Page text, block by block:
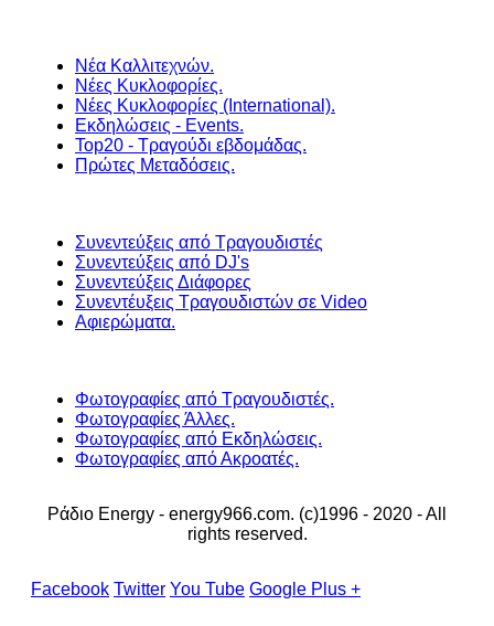
Νέα Καλλιτεχνών.
Νέες Κυκλοφορίες.
Νέες Κυκλοφορίες (International).
Εκδηλώσεις - Events.
Top20 - Τραγούδι εβδομάδας.
Πρώτες Μεταδόσεις.
Συνεντεύξεις από Τραγουδιστές
Συνεντεύξεις από DJ's
Συνεντεύξεις Διάφορες
Συνεντέυξεις Τραγουδιστών σε Video
Αφιερώματα.
Φωτογραφίες από Τραγουδιστές.
Φωτογραφίες Άλλες.
Φωτογραφίες από Εκδηλώσεις.
Φωτογραφίες από Ακροατές.
Ράδιο Energy - energy966.com. (c)1996 - 2020 - All
rights reserved.
Facebook Twitter You Tube Google Plus +